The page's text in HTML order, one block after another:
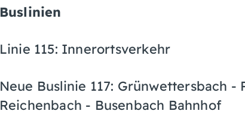
Buslinien
Linie 115: Innerortsverkehr
Neue Buslinie 117: Grünwettersbach
Reichenbach - Busenbach Bahnhof